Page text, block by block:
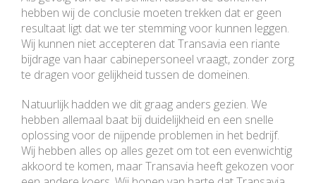
hebben wij de conclusie moeten trekken dat er geen
resultaat ligt dat we ter stemming voor kunnen leggen.
Wij kunnen niet accepteren dat Transavia een riante
bijdrage van haar cabinepersoneel vraagt, zonder zorg
te dragen voor gelijkheid tussen de domeinen.
Natuurlijk hadden we dit graag anders gezien. We
hebben allemaal baat bij duidelijkheid en een snelle
oplossing voor de nijpende problemen in het bedrijf.
Wij hebben alles op alles gezet om tot een evenwichtig
akkoord te komen, maar Transavia heeft gekozen voor